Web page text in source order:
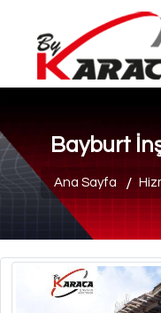
Bayburt
Ana Sayfa